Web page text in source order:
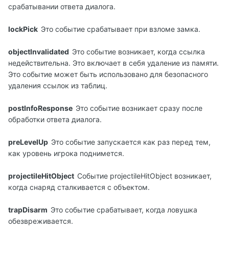
срабатывании ответа диалога.
lockPick Это событие срабатывает при взломе замка.
objectInvalidated Это событие возникает, когда ссылка
недействительна. Это включает в себя удаление из памяти.
Это событие может быть использовано для безопасного
удаления ссылок из таблиц.
postInfoResponse Это событие возникает сразу после
обработки ответа диалога.
preLevelUp Это событие запускается как раз перед тем,
как уровень игрока поднимется.
projectileHitObject Событие projectileHitObject возникает,
когда снаряд сталкивается с объектом.
trapDisarm Это событие срабатывает, когда ловушка
обезвреживается.